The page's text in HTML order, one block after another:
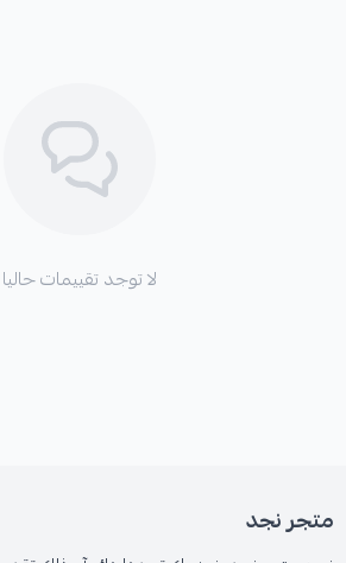
لا توجد تقييمات حاليا
متجر نجد